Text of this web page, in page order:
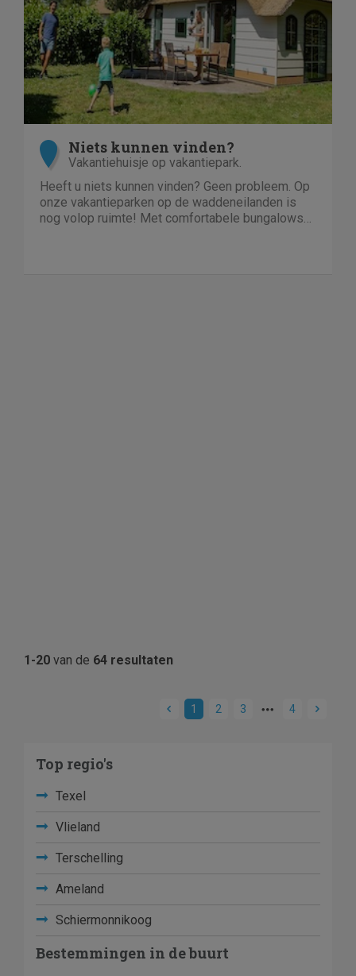
Niets kunnen vinden?
Vakantiehuisje op vakantiepark.
Heeft u niets kunnen vinden? Geen probleem. Op
onze vakantieparken op de waddeneilanden is
nog volop ruimte! Met comfortabele bungalows
1-20 van de 64 resultaten
1 2 3 4
Top regio's
Texel
Vlieland
Terschelling
Ameland
Schiermonnikoog
Bestemmingen in de buurt